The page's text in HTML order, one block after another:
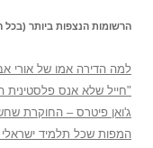
הרשומות הנצפות ביותר (בכל
למה הדירה אמו של אורי
"חייל שלא אנס פלסטינית
ג'ואן פיטרס – החוקרת
המפות שכל תלמיד ישראלי